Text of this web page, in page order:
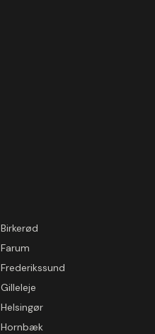
Birkerød
Farum
Frederikssund
Gilleleje
Helsingør
Hornbæk